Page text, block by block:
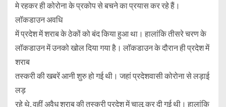
मे रहकर ही कोरोना के प्रकोप से बचने का प्रयास कर रहे हैं।
लॉकडाउन अवधि
में प्रदेश में शराब के ठेकों को बंद किया हुआ था। हालांकि तीसरे चरण के
लॉकडाउन में उनको खोल दिया गया है। लॉकडाउन के दौरान ही प्रदेश में
शराब
तस्करी की खबरें आनी शुरु हो गई थी। जहां प्रदेशवासी कोरोना से लड़ाई
लड़
रहे थे, वहीं अवैध शराब की तस्करी प्रदेश में चालू कर दी गई थी। हालांकि